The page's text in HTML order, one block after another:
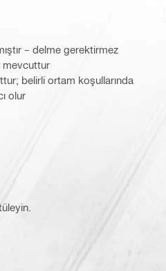
– delme gerektirmez
mevcuttur
belirli ortam koşullarında
olur